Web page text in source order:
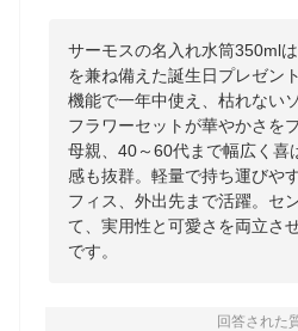
サーモスの名入れ水筒350ml
を兼ね備えた誕生日プレゼン
機能で一年中使え、枯れない
フラワーセットが華やかさを
母親、40～60代まで幅広く喜
感も抜群。軽量で持ち運びや
フィス、外出先まで活躍。セ
て、実用性と可愛さを両立さ
です。
回答された